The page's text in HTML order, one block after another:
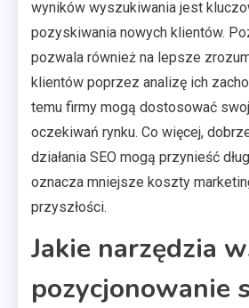
wyników wyszukiwania jest
pozyskiwania nowych klientów.
pozwala również na lepsze
klientów poprzez analizę ich
temu firmy mogą dostosować
oczekiwań rynku. Co więcej,
działania SEO mogą przynieść
oznacza mniejsze koszty
przyszłości.
Jakie narzędzia
pozycjonowanie